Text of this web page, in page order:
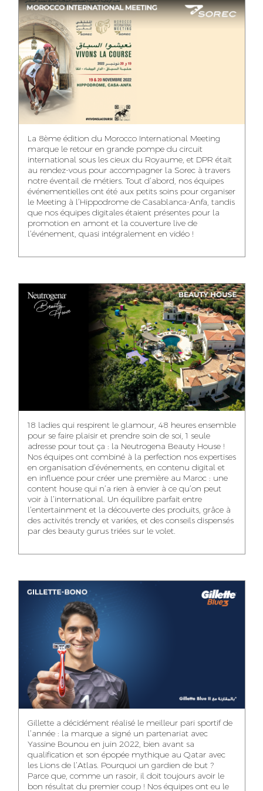
ASMAA MAZZI
ACCOUNT
DIRECTOR
TAHA EL BEIDORI
ART DIRECTOR
FINANCIAL
MANAGER
ACCOUNT
MANAGER
BOUDAR
ART DIRECTOR
FATIMA ZAHRA
DEBBAGH
ACCOUNT
MOHAMED
HARRATIA
DIGITAL MANAGER
NABILA SAMOUN
MEDIA ANALYST
GHITA EL ARABI
EZZAKI SALMA
ACCOUNT
MANAGER
ANASS ELRHAZI
EDITORIAL
MANAGER AND
CONTENT
YAHYA LOULIDI
MEDIA RELATIONS
MANAGER
NIAMA EL YOSSRI
DIGITAL MANAGER
WA-IL ZRYOUIL
PUBLIC RELATIONS
CONSULTANT
NOUREDDINE
SAMADI
ART DIRECTOR
MOHAMED
LEHMOUM
ART DIRECTOR
MEHDI ZERRAD
MANAGER
CHAIMAA
DIGITAL MANAGER
IDMOUSSA SAFAA
PUBLIC RELATIONS
CONSULTANT
NOUHAILA DIKER
IMANE LACHGUER
EXECUTIVE
DOUNIA SADOUK
ACCOUNTANT
OUSSAMA
BENHAMOU
GRAPHIC
DESIGNER
La 8ème édition du Morocco International Meeting
marque le retour en grande pompe du circuit
international sous les cieux du Royaume, et DPR était
au rendez-vous pour accompagner la Sorec à travers
notre éventail de métiers. Tout d’abord, nos équipes
événementielles ont été aux petits soins pour organiser
le Meeting à l’Hippodrome de Casablanca-Anfa, tandis
que nos équipes digitales étaient présentes pour la
promotion en amont et la couverture live de
l’événement, quasi intégralement en vidéo !
18 ladies qui respirent le glamour, 48 heures ensemble
pour se faire plaisir et prendre soin de soi, 1 seule
adresse pour tout ça : la Neutrogena Beauty House !
Nos équipes ont combiné à la perfection nos expertises
en organisation d’événements, en contenu digital et
en influence pour créer une première au Maroc : une
content house qui n’a rien à envier à ce qu’on peut
voir à l’international. Un équilibre parfait entre
l’entertainment et la découverte des produits, grâce à
des activités trendy et variées, et des conseils dispensés
par des beauty gurus triées sur le volet.
Gillette a décidément réalisé le meilleur pari sportif de
l’année : la marque a signé un partenariat avec
Yassine Bounou en juin 2022, bien avant sa
qualification et son épopée mythique au Qatar avec
les Lions de l’Atlas. Pourquoi un gardien de but ?
Parce que, comme un rasoir, il doit toujours avoir le
bon résultat du premier coup ! Nos équipes ont eu le